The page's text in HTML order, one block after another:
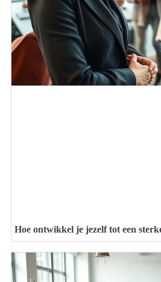
Hoe ontwikkel je jezelf tot een